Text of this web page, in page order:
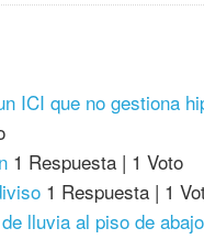
ICI que no gestiona
1 Respuesta | 1 Voto
1 Respuesta | 1
lluvia al piso de abajo